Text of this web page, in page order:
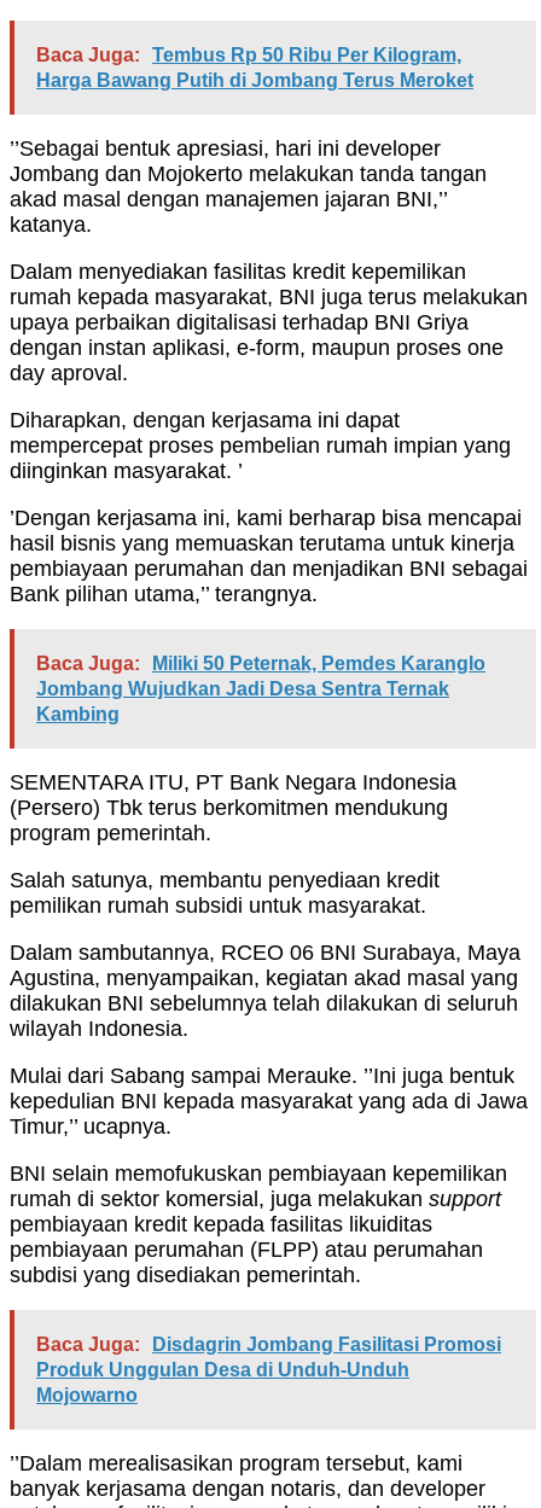
Baca Juga:
Tembus Rp 50 Ribu Per Kilogram,
Harga Bawang Putih di Jombang Terus Meroket
’’Sebagai bentuk apresiasi, hari ini developer
Jombang dan Mojokerto melakukan tanda tangan
akad masal dengan manajemen jajaran BNI,’’
katanya.
Dalam menyediakan fasilitas kredit kepemilikan
rumah kepada masyarakat, BNI juga terus melakukan
upaya perbaikan digitalisasi terhadap BNI Griya
dengan instan aplikasi, e-form, maupun proses one
day aproval.
Diharapkan, dengan kerjasama ini dapat
mempercepat proses pembelian rumah impian yang
diinginkan masyarakat. ’
’Dengan kerjasama ini, kami berharap bisa mencapai
hasil bisnis yang memuaskan terutama untuk kinerja
pembiayaan perumahan dan menjadikan BNI sebagai
Bank pilihan utama,’’ terangnya.
Baca Juga:
Miliki 50 Peternak, Pemdes Karanglo
Jombang Wujudkan Jadi Desa Sentra Ternak
Kambing
SEMENTARA ITU, PT Bank Negara Indonesia
(Persero) Tbk terus berkomitmen mendukung
program pemerintah.
Salah satunya, membantu penyediaan kredit
pemilikan rumah subsidi untuk masyarakat.
Dalam sambutannya, RCEO 06 BNI Surabaya, Maya
Agustina, menyampaikan, kegiatan akad masal yang
dilakukan BNI sebelumnya telah dilakukan di seluruh
wilayah Indonesia.
Mulai dari Sabang sampai Merauke. ’’Ini juga bentuk
kepedulian BNI kepada masyarakat yang ada di Jawa
Timur,’’ ucapnya.
BNI selain memofukuskan pembiayaan kepemilikan
rumah di sektor komersial, juga melakukan support
pembiayaan kredit kepada fasilitas likuiditas
pembiayaan perumahan (FLPP) atau perumahan
subdisi yang disediakan pemerintah.
Baca Juga:
Disdagrin Jombang Fasilitasi Promosi
Produk Unggulan Desa di Unduh-Unduh
Mojowarno
’’Dalam merealisasikan program tersebut, kami
banyak kerjasama dengan notaris, dan developer